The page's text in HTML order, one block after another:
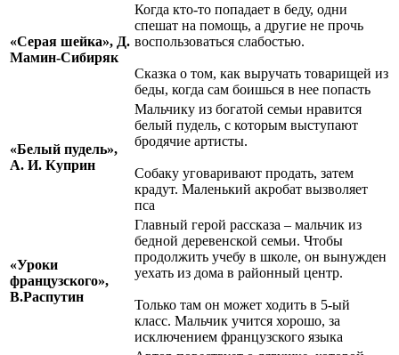
«Серая шейка», Д.
Мамин-Сибиряк
Когда кто-то попадает в беду, одни
спешат на помощь, а другие не прочь
воспользоваться слабостью.
Сказка о том, как выручать товарищей из
беды, когда сам боишься в нее попасть
«Белый пудель»,
А. И. Куприн
Мальчику из богатой семьи нравится
белый пудель, с которым выступают
бродячие артисты.
Собаку уговаривают продать, затем
крадут. Маленький акробат вызволяет
пса
«Уроки
французского»,
В.Распутин
Главный герой рассказа – мальчик из
бедной деревенской семьи. Чтобы
продолжить учебу в школе, он вынужден
уехать из дома в районный центр.
Только там он может ходить в 5-ый
класс. Мальчик учится хорошо, за
исключением французского языка